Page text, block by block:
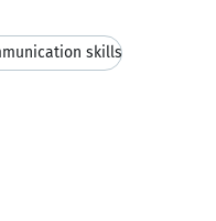
skills